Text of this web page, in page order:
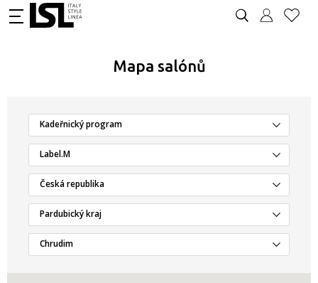
Mapa salónů
Kadeřnický program
Label.M
Česká republika
Pardubický kraj
Chrudim